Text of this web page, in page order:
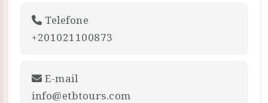
Telefone
+201021100873
E-mail
info@etbtours.com